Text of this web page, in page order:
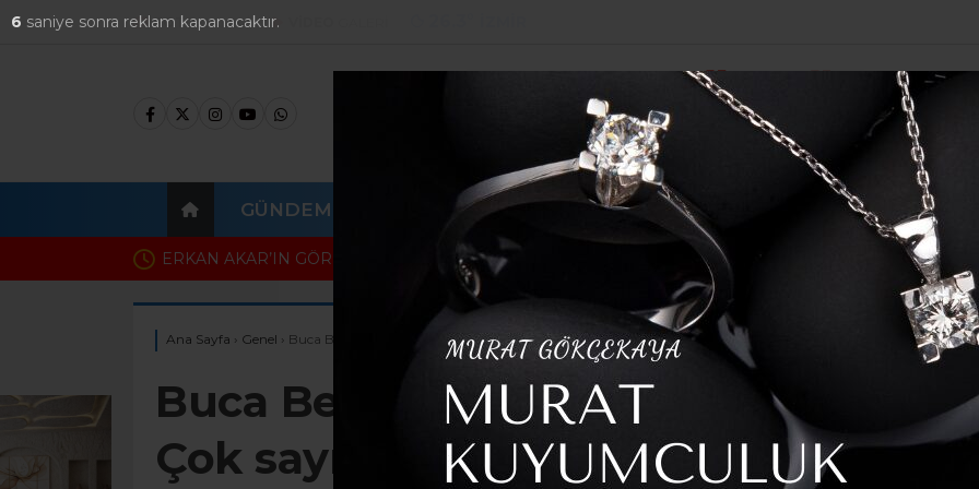
FOTOGALERİ
GÜNDEM EKONOMI POLITIKA SPOR HABER ARŞIV
İzmir soruşturmasında dikkat çeken gelişme: Veli Ağbaba’nın ‘Her şeyine kefilim” dediği
Ağbaba’nın ortağı çıktı
Ana Sayfa › Genel › Buca Belediyesi’ne operasyon… Çok sayıda gözaltı var
Buca Belediyesi’ne operasyon…
Çok sayıda gözaltı var
5 saniye sonra reklam kapanacaktır.